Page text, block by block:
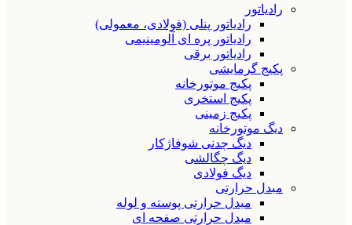
رادیاتور
رادیاتور پنلی (فولادی، معمولی)
رادیاتور پره ای آلومینیمی
رادیاتور برقی
پکیج گرمایشی
پکیج موتورخانه
پکیج استخری
پکیج زمینی
دیگ موتورخانه
دیگ چدنی شوفاژکار
دیگ چگالشی
دیگ فولادی
مبدل حرارتی
مبدل حرارتی پوسته و لوله
مبدل حرارتی صفحه ای